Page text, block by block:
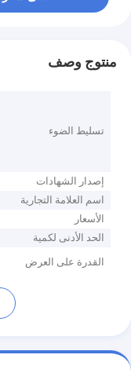
منتوج وصف
تسليط الضوء
إصدار الشهادات
اسم العلامة التجارية
الأسعار
الحد الأدنى لكمية
القدرة على العرض